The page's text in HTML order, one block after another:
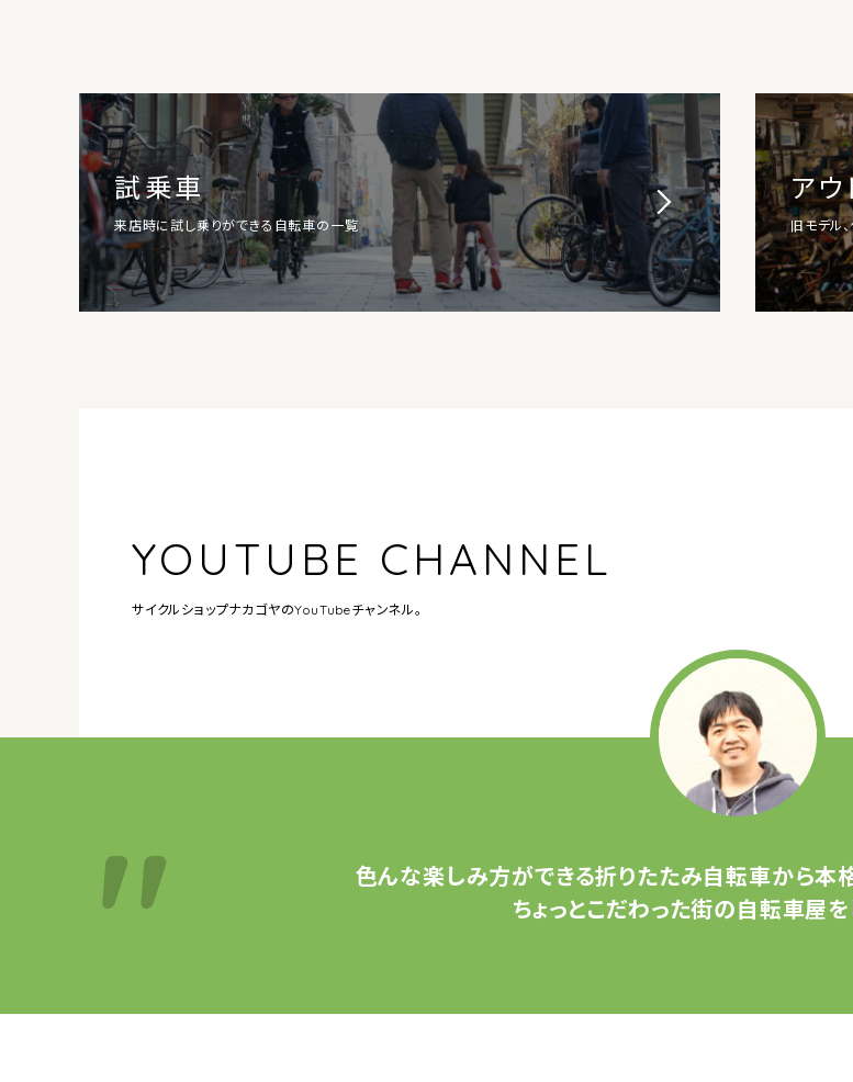
試乗車
来店時に試し乗りができる自転車の一覧
アウ
旧モデル
YOUTUBE CHANNEL
サイクルショップナカゴヤのYouTubeチャンネル。
色んな楽しみ方ができる折りたたみ自転車から本
ちょっとこだわった街の自転車屋を